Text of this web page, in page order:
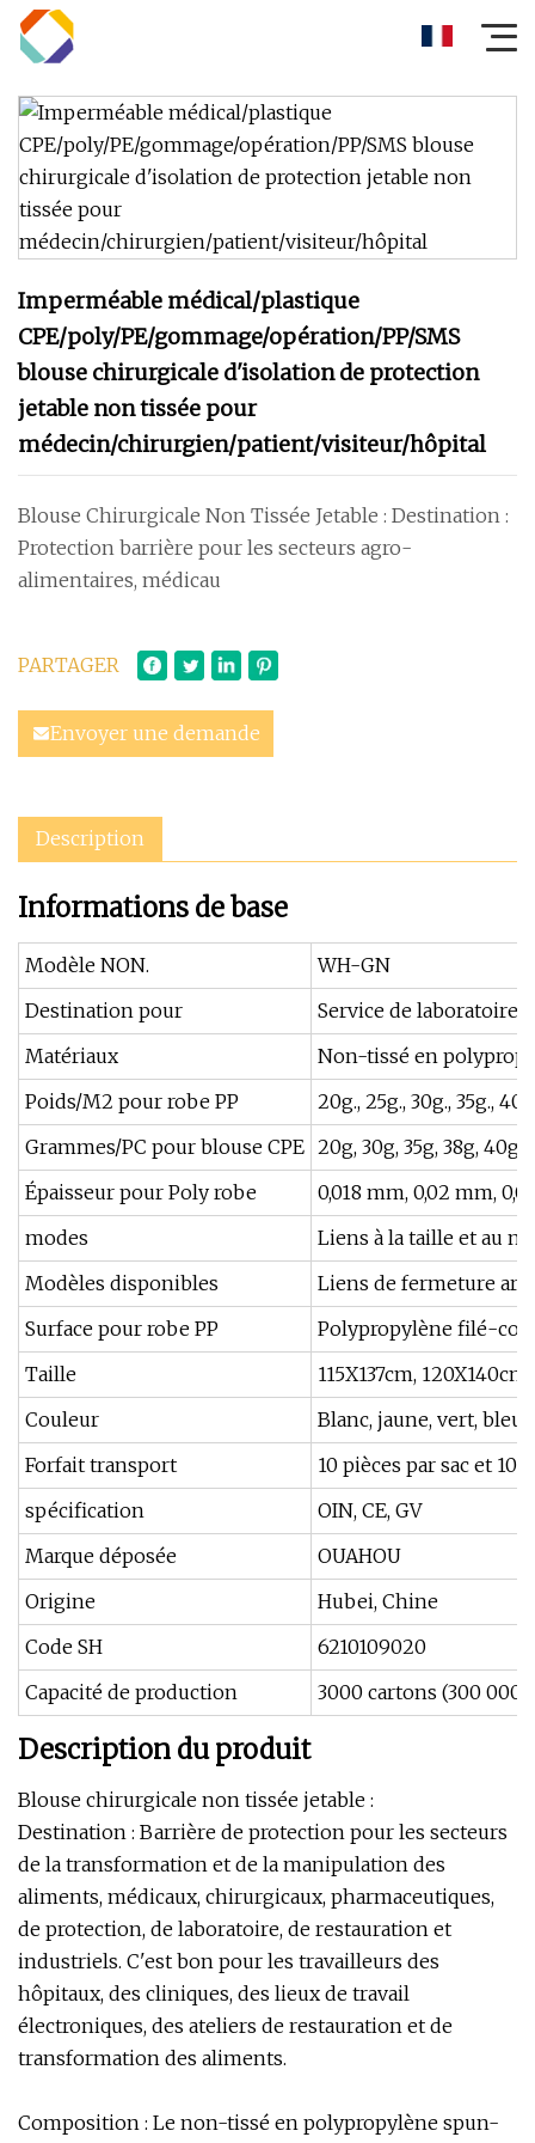
Imperméable médical/plastique
CPE/poly/PE/gommage/opération/PP/SMS
blouse chirurgicale d'isolation de protection
jetable non tissée pour
médecin/chirurgien/patient/visiteur/hôpital
Blouse Chirurgicale Non Tissée Jetable : Destination :
Protection barrière pour les secteurs agro-
alimentaires, médicau
PARTAGER
Envoyer une demande
Description
Informations de base
Modèle NON.
WH-GN
Destination pour
Service de
Matériaux
Non-tissé en
Poids/M2 pour robe PP
20g., 25g., 30g., 35g.,
Grammes/PC pour blouse CPE 20g, 30g, 35g, 38g, 40g,
Épaisseur pour Poly robe
0,018 mm, 0,02 mm,
modes
Liens à la taille et au
Modèles disponibles
Liens de fermeture
Surface pour robe PP
Polypropylène filé-
Taille
115X137cm,
Couleur
Blanc, jaune, vert,
Forfait transport
10 pièces par sac et
spécification
OIN, CE, GV
Marque déposée
OUAHOU
Origine
Hubei, Chine
Code SH
6210109020
Capacité de production
3000 cartons (300 000
Description du produit
Blouse chirurgicale non tissée jetable :
Destination : Barrière de protection pour les secteurs
de la transformation et de la manipulation des
aliments, médicaux, chirurgicaux, pharmaceutiques,
de protection, de laboratoire, de restauration et
industriels. C'est bon pour les travailleurs des
hôpitaux, des cliniques, des lieux de travail
électroniques, des ateliers de restauration et de
transformation des aliments.
Composition : Le non-tissé en polypropylène spun-